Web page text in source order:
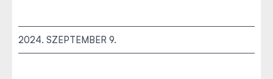
2024. SZEPTEMBER 9.